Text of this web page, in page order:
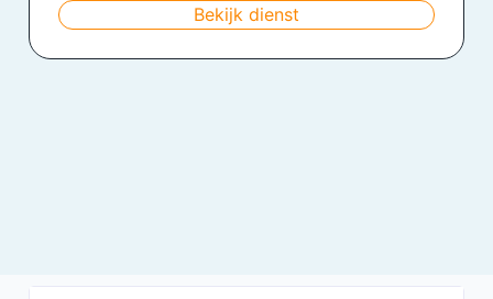
Bekijk dienst